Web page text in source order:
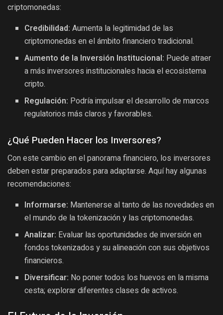
criptomonedas:
Credibilidad: Aumenta la legitimidad de las
criptomonedas en el ámbito financiero tradicional.
Aumento de la Inversión Institucional: Puede atraer
a más inversores institucionales hacia el ecosistema
cripto.
Regulación: Podría impulsar el desarrollo de marcos
regulatorios más claros y favorables.
¿Qué Pueden Hacer los Inversores?
Con este cambio en el panorama financiero, los inversores
deben estar preparados para adaptarse. Aquí hay algunas
recomendaciones:
Informarse: Mantenerse al tanto de las novedades en
el mundo de la tokenización y las criptomonedas.
Analizar: Evaluar las oportunidades de inversión en
fondos tokenizados y su alineación con sus objetivos
financieros.
Diversificar: No poner todos los huevos en la misma
cesta; explorar diferentes clases de activos.